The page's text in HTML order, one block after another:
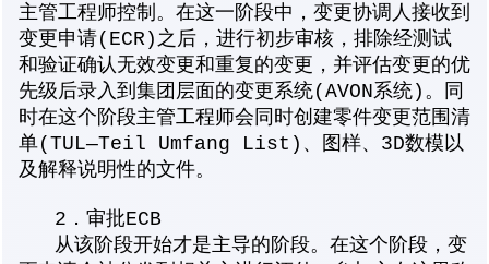
主管工程师控制。在这一阶段中，变更协调人接收到
变更申请(ECR)之后，进行初步审核，排除经测试
和验证确认无效变更和重复的变更，并评估变更的优
先级后录入到集团层面的变更系统(AVON系统)。同
时在这个阶段主管工程师会同时创建零件变更范围清
单(TUL—Teil Umfang List)、图样、3D数模以
及解释说明性的文件。
2．审批ECB
从该阶段开始才是主导的阶段。在这个阶段，变